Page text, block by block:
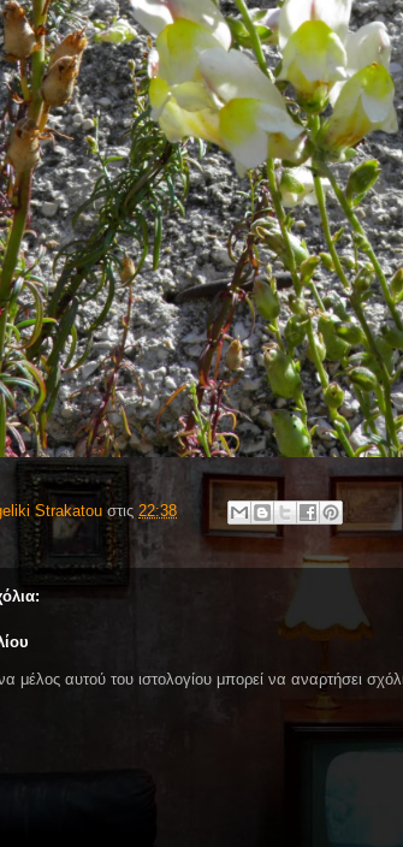
Strakatou στις 22:38
μέλος αυτού του ιστολογίου μπορεί να αναρτήσει